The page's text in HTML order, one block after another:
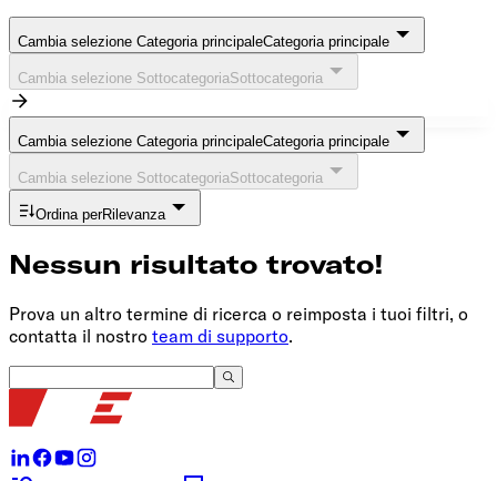
Cambia selezione Categoria principaleCategoria principale
Cambia selezione SottocategoriaSottocategoria
Cambia selezione Categoria principaleCategoria principale
Cambia selezione SottocategoriaSottocategoria
Ordina perRilevanza
Nessun risultato trovato!
Prova un altro termine di ricerca o reimposta i tuoi filtri, o
contatta il nostro team di supporto.